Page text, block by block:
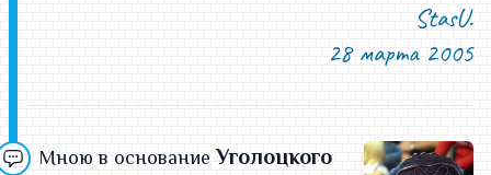
StasU.
28 марта 2005
Мною в основание Уголоцкого